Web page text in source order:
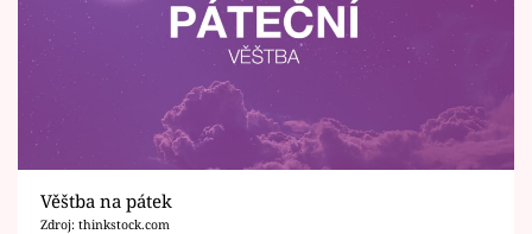
Seriály
Horoskopy
Sledujte prima+
Filmový festival Karlovy Vary
Věštba na pátek
Zdroj: thinkstock.com